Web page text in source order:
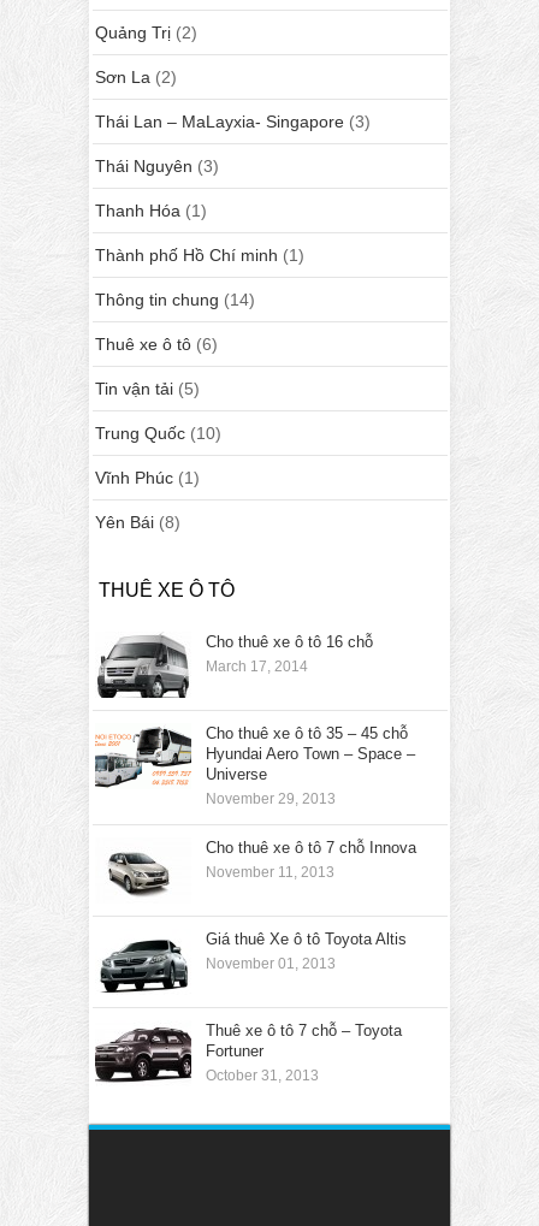
Quảng Trị (2)
Sơn La (2)
Thái Lan – MaLayxia- Singapore (3)
Thái Nguyên (3)
Thanh Hóa (1)
Thành phố Hồ Chí minh (1)
Thông tin chung (14)
Thuê xe ô tô (6)
Tin vận tải (5)
Trung Quốc (10)
Vĩnh Phúc (1)
Yên Bái (8)
THUÊ XE Ô TÔ
Cho thuê xe ô tô 16 chỗ
March 17, 2014
Cho thuê xe ô tô 35 – 45 chỗ
Hyundai Aero Town – Space –
Universe
November 29, 2013
Cho thuê xe ô tô 7 chỗ Innova
November 11, 2013
Giá thuê Xe ô tô Toyota Altis
November 01, 2013
Thuê xe ô tô 7 chỗ – Toyota
Fortuner
October 31, 2013